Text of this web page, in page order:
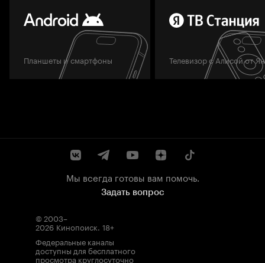
Планшеты и смартфоны Телевизор с Алисой от
Мы всегда готовы вам помочь.
Задать вопрос
© 2003–
2026 Кинопоиск. 18+
Федеральные каналы
доступны для бесплатного
просмотра круглосуточно